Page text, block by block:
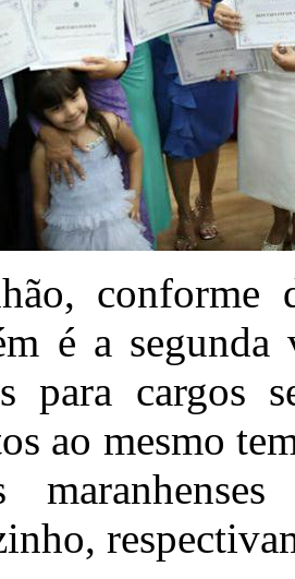
conforme
é a
para cargos
ao mesmo